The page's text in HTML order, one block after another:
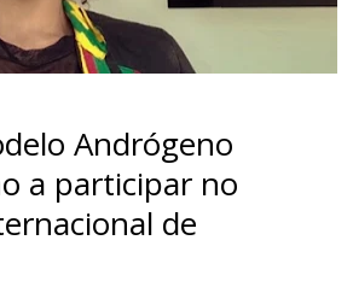
Andrógeno
a participar no
de